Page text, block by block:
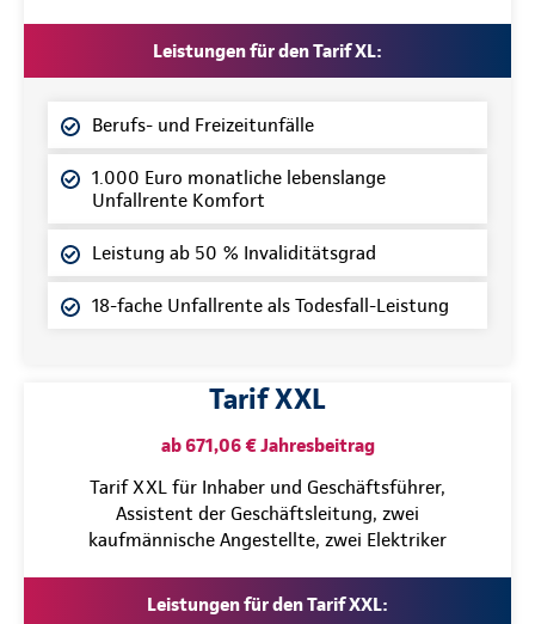
Leistungen für den Tarif XL:
Berufs- und Freizeitunfälle
1.000 Euro monatliche lebenslange
Unfallrente Komfort
Leistung ab 50 % Invaliditätsgrad
18-fache Unfallrente als Todesfall-Leistung
Tarif XXL
ab 671,06 € Jahresbeitrag
Tarif XXL für Inhaber und Geschäftsführer,
Assistent der Geschäftsleitung, zwei
kaufmännische Angestellte, zwei Elektriker
Leistungen für den Tarif XXL: